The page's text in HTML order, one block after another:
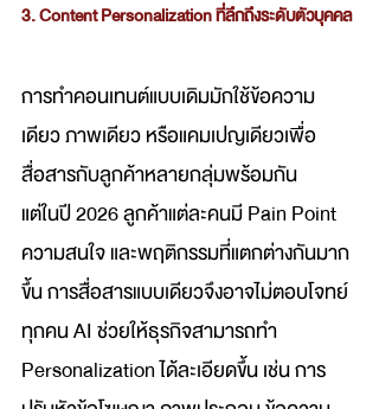
3. Content Personalization ที่ลึกถึงระดับตัวบุคคล
การทำคอนเทนต์แบบเดิมมักใช้ข้อความ
เดียว ภาพเดียว หรือแคมเปญเดียวเพื่อ
สื่อสารกับลูกค้าหลายกลุ่มพร้อมกัน
แต่ในปี 2026 ลูกค้าแต่ละคนมี Pain Point
ความสนใจ และพฤติกรรมที่แตกต่างกันมาก
ขึ้น การสื่อสารแบบเดียวจึงอาจไม่ตอบโจทย์
ทุกคน AI ช่วยให้ธุรกิจสามารถทำ
Personalization ได้ละเอียดขึ้น เช่น การ